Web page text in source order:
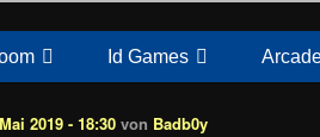
Id Games
2019 - 18:30 von Badb0y